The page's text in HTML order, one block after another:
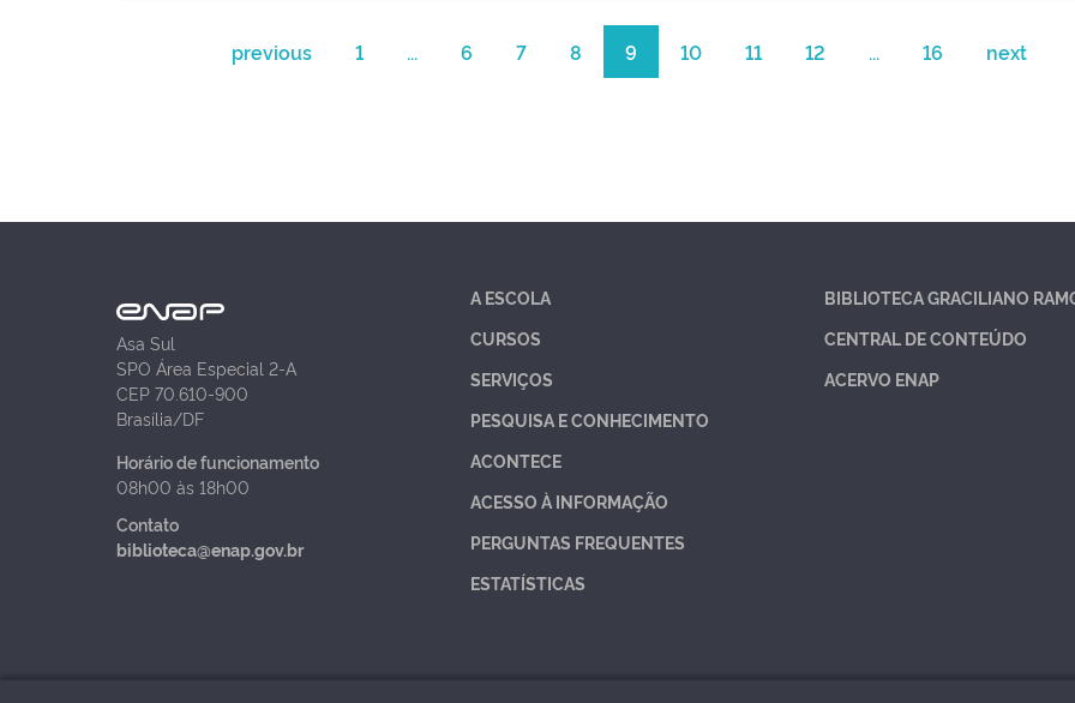
previous 1 ... 6 7 8 9 10 11 12 ... 16 next
Asa Sul
SPO Área Especial 2-A
CEP 70.610-900
Brasília/DF
Horário de funcionamento
08h00 às 18h00
Contato
biblioteca@enap.gov.br
A ESCOLA
CURSOS
SERVIÇOS
PESQUISA E CONHECIMENTO
ACONTECE
ACESSO À INFORMAÇÃO
PERGUNTAS FREQUENTES
ESTATÍSTICAS
BIBLIOTECA GRACILIANO
CENTRAL DE CONTEÚDO
ACERVO ENAP